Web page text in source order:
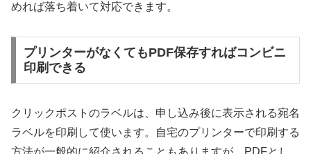
めれば落ち着いて対応できます。
プリンターがなくてもPDF保存すればコンビニ
印刷できる
クリックポストのラベルは、申し込み後に表示される宛名
ラベルを印刷して使います。自宅のプリンターで印刷する
方法が一般的に紹介されることもありますが、PDFとし